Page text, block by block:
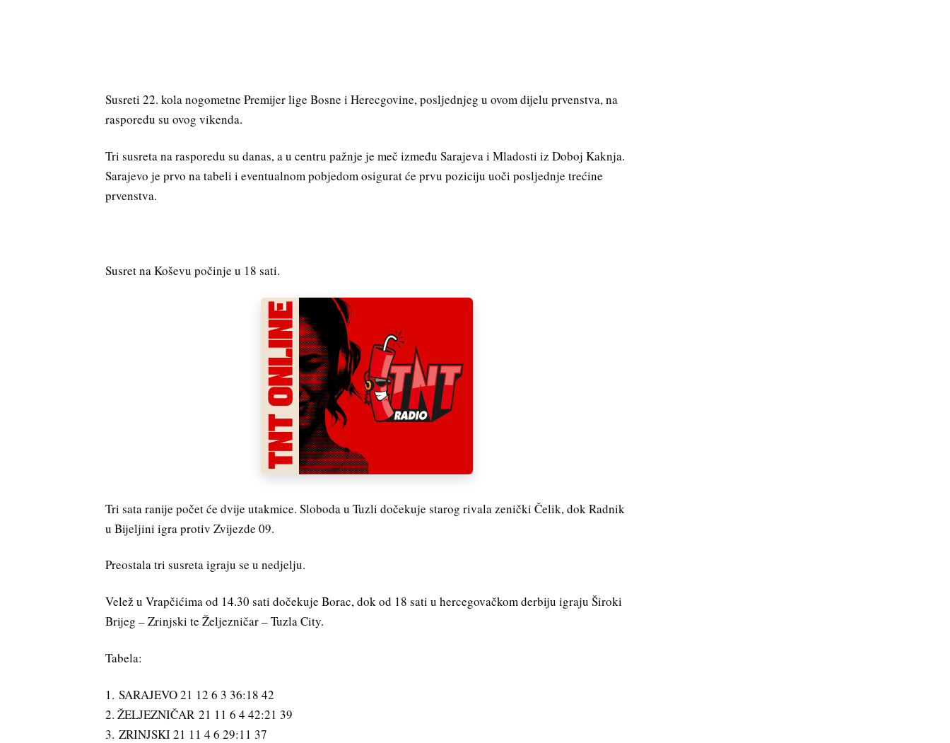
Susreti 22. kola nogometne Premijer lige Bosne i Herecgovine, posljednjeg u ovom dijelu prvenstva, na
rasporedu su ovog vikenda.
Tri susreta na rasporedu su danas, a u centru pažnje je meč između Sarajeva i Mladosti iz Doboj Kaknja.
Sarajevo je prvo na tabeli i eventualnom pobjedom osigurat će prvu poziciju uoči posljednje trećine
prvenstva.
Susret na Koševu počinje u 18 sati.
Tri sata ranije počet će dvije utakmice. Sloboda u Tuzli dočekuje starog rivala zenički Čelik, dok Radnik
u Bijeljini igra protiv Zvijezde 09.
Preostala tri susreta igraju se u nedjelju.
Velež u Vrapčićima od 14.30 sati dočekuje Borac, dok od 18 sati u hercegovačkom derbiju igraju Široki
Brijeg – Zrinjski te Željezničar – Tuzla City.
Tabela:
1. SARAJEVO 21 12 6 3 36:18 42
2. ŽELJEZNIČAR 21 11 6 4 42:21 39
3. ZRINJSKI 21 11 4 6 29:11 37